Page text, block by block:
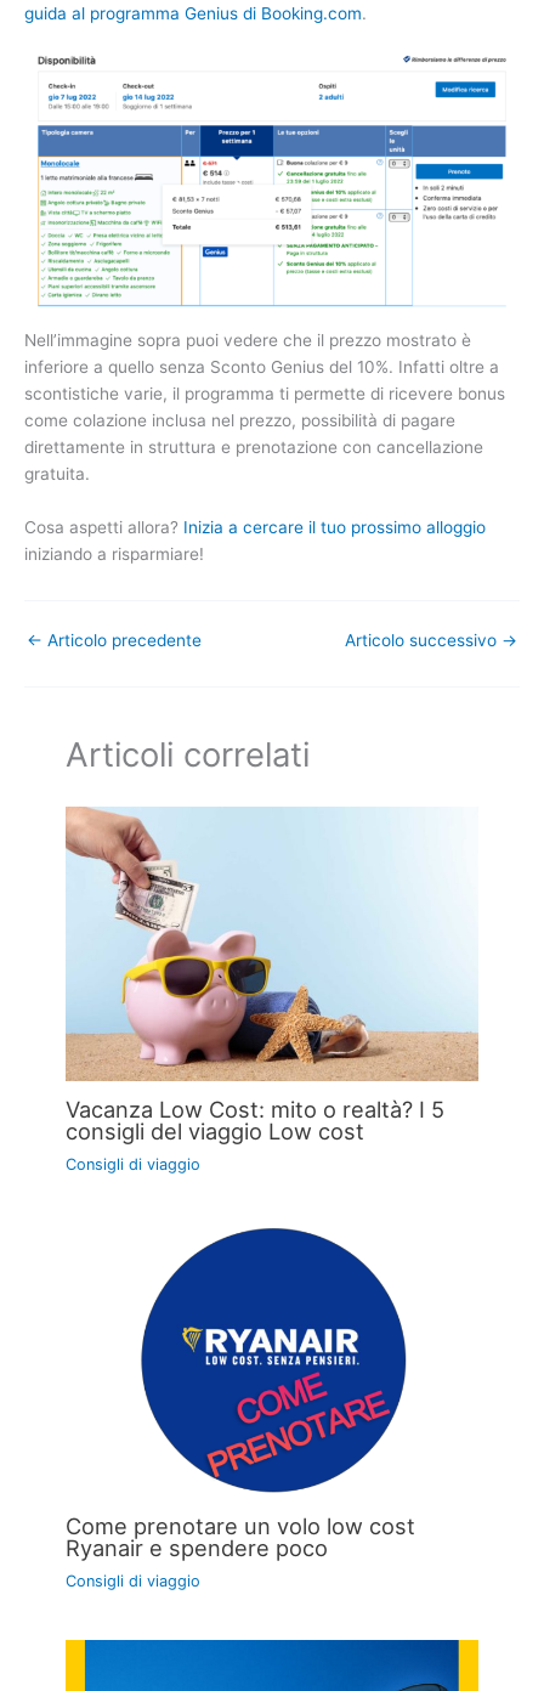
guida al programma Genius di Booking.com.
Nell’immagine sopra puoi vedere che il prezzo mostrato è
inferiore a quello senza Sconto Genius del 10%. Infatti oltre a
scontistiche varie, il programma ti permette di ricevere bonus
come colazione inclusa nel prezzo, possibilità di pagare
direttamente in struttura e prenotazione con cancellazione
gratuita.
Cosa aspetti allora? Inizia a cercare il tuo prossimo alloggio
iniziando a risparmiare!
← Articolo precedente Articolo successivo →
Articoli correlati
Vacanza Low Cost: mito o realtà? I 5
consigli del viaggio Low cost
Consigli di viaggio
Come prenotare un volo low cost
Ryanair e spendere poco
Consigli di viaggio